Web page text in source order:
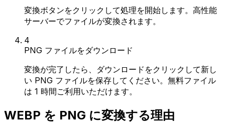
変換ボタンをクリックして処理を開始します。高性能
サーバーでファイルが変換されます。
4
PNG ファイルをダウンロード
変換が完了したら、ダウンロードをクリックして新し
い PNG ファイルを保存してください。無料ファイル
は 1 時間ご利用いただけます。
WEBP を PNG に変換する理由